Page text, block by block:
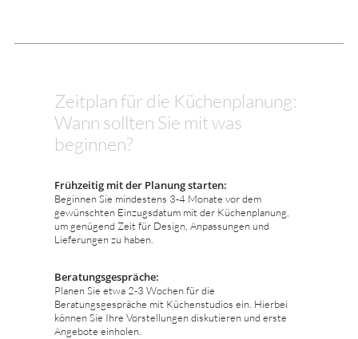
Zeitplan für die Küchenplanung:
Wann sollten Sie mit was
beginnen?
Frühzeitig mit der Planung starten:
Beginnen Sie mindestens 3-4 Monate vor dem
gewünschten Einzugsdatum mit der Küchenplanung,
um genügend Zeit für Design, Anpassungen und
Lieferungen zu haben.
Beratungsgespräche:
Planen Sie etwa 2-3 Wochen für die
Beratungsgespräche mit Küchenstudios ein. Hierbei
können Sie Ihre Vorstellungen diskutieren und erste
Angebote einholen.